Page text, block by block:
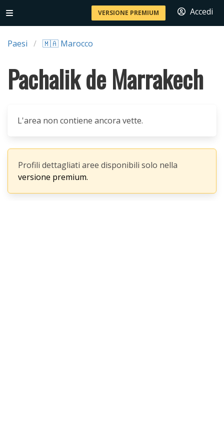
VERSIONE PREMIUM Accedi
Paesi 🇲🇦 Marocco
Pachalik de Marrakech
L'area non contiene ancora vette.
Profili dettagliati aree disponibili solo nella
versione premium.